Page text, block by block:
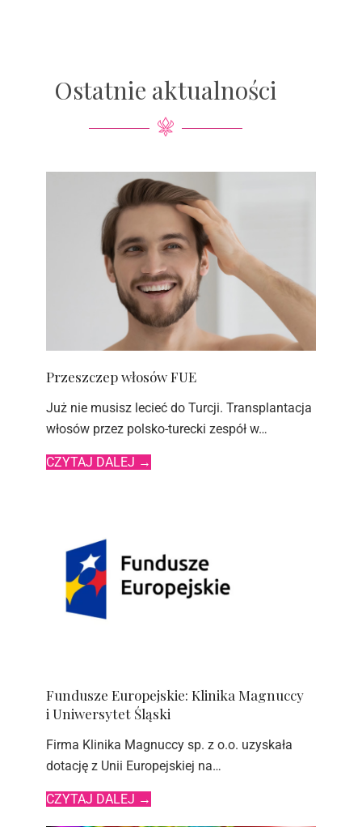
Ostatnie aktualności
Przeszczep włosów FUE
Już nie musisz lecieć do Turcji. Transplantacja
włosów przez polsko-turecki zespół w…
CZYTAJ DALEJ →
Fundusze Europejskie: Klinika Magnuccy
i Uniwersytet Śląski
Firma Klinika Magnuccy sp. z o.o. uzyskała
dotację z Unii Europejskiej na…
CZYTAJ DALEJ →